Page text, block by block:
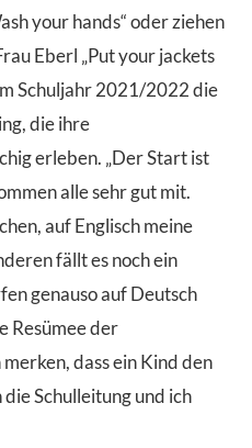
your hands“ oder ziehen
Eberl „Put your jackets
Schuljahr 2021/2022 die
die ihre
erleben. „Der Start ist
alle sehr gut mit.
auf Englisch meine
fällt es noch ein
genauso auf Deutsch
Resümee der
dass ein Kind den
Schulleitung und ich